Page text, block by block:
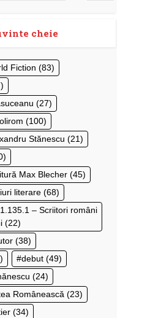
cheie
Fiction (83)
(27)
(100)
Stănescu (21)
Max Blecher (45)
literare (68)
– Scriitori români
(22)
(38)
debut (49)
(24)
Românească (23)
(34)